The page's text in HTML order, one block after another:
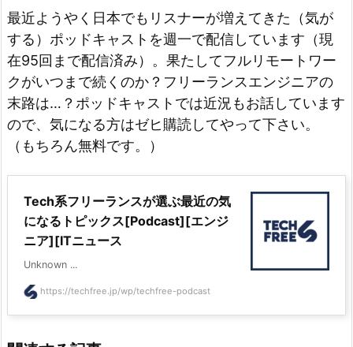
最近ようやく日本でもリスナーが増えてきた（気が
する）ポッドキャストを週一で配信しています（現
在95回まで配信済み）。果たしてフルリモートワー
クがいつまで続くのか？フリーランスエンジニアの
末路は…？ポッドキャストでは近況もお話しています
ので、気になる方はゼヒ購読してやって下さい。
（もちろん無料です。）
Tech系フリーランスが選ぶ最近の気
になるトピックス[Podcast][エンジ
ニア][ITニュース
Unknown ...
https://techfree.jp/wp/techfree-podcast